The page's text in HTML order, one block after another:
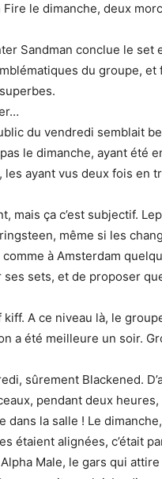
le dimanche, deux
Sandman conclue le set
du groupe, et
du vendredi semblait
le dimanche, ayant été
ayant vus deux fois en
mais ça c’est subjectif.
même si les
comme à Amsterdam
sets, et de proposer
kiff. A ce niveau là, le
a été meilleure un soir.
sûrement Blackened.
pendant deux heures,
la salle ! Le
étaient alignées, c’était
Male, le gars qui